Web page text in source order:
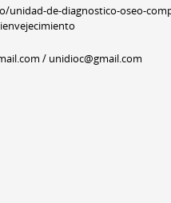
unidad-de-diagnostico-oseo-
/ unidioc@gmail.com